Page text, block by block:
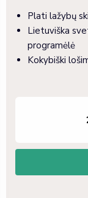
Plati lažybų
Lietuviška
programėlė
Kokybiški